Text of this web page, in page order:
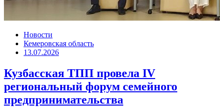
Новости
Кемеровская область
13.07.2026
Кузбасская ТПП провела IV
региональный форум семейного
предпринимательства